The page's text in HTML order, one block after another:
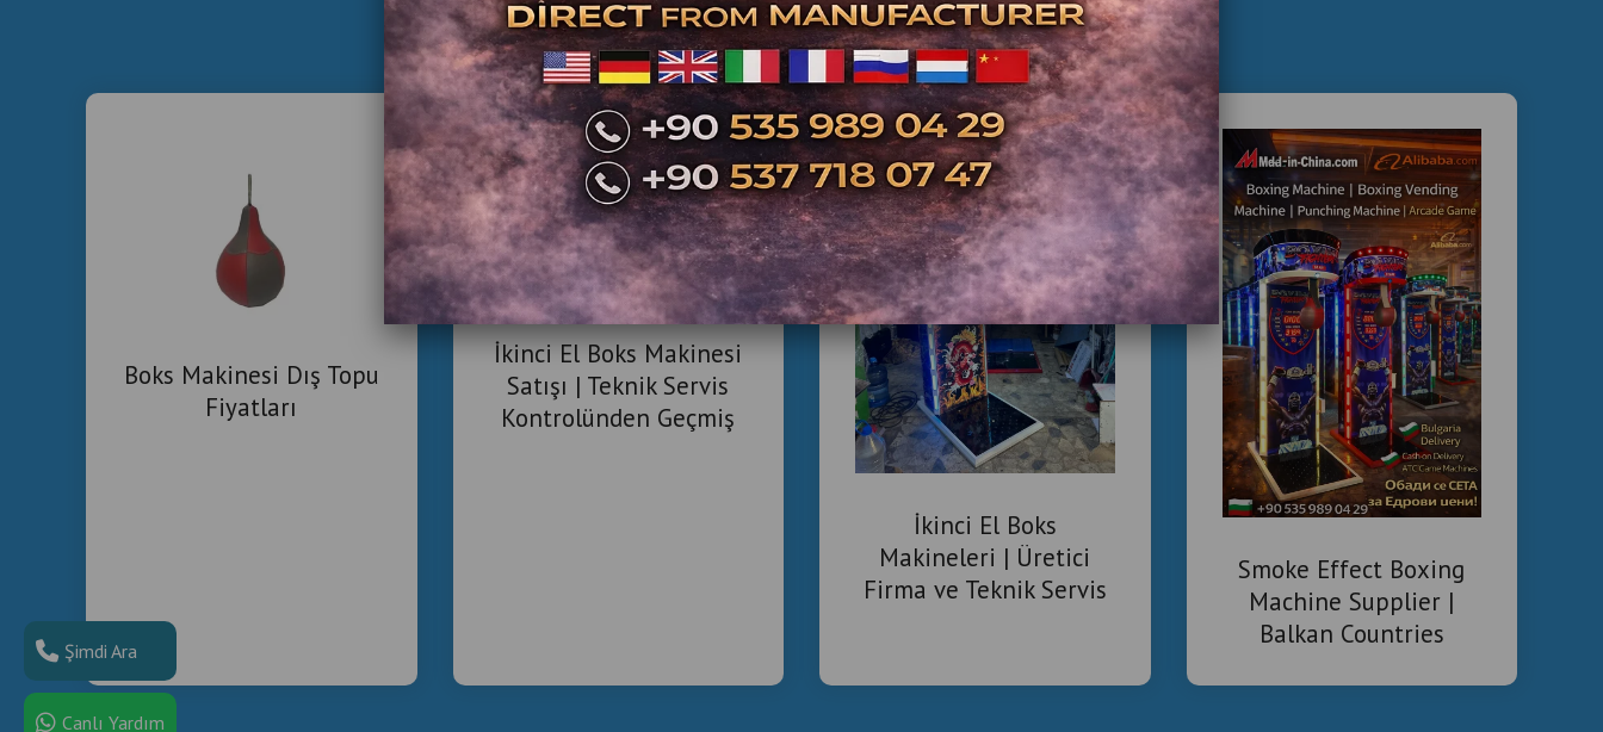
İlgili Ürünler
Boks Makinesi Dış Topu
Fiyatları
İkinci El Boks Makinesi
Satışı | Teknik Servis
Kontrolünden Geçmiş
İkinci El Boks
Makineleri | Üretici
Firma ve Teknik Servis
Smoke Effect Boxing
Machine Supplier |
Balkan Countries
Şimdi Ara
Canlı Yardım